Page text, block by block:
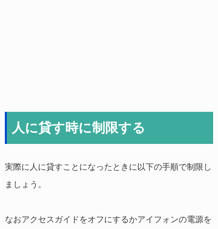
人に貸す時に制限する
実際に人に貸すことになったときに以下の手順で制限し
ましょう。
なおアクセスガイドをオフにするかアイフォンの電源を